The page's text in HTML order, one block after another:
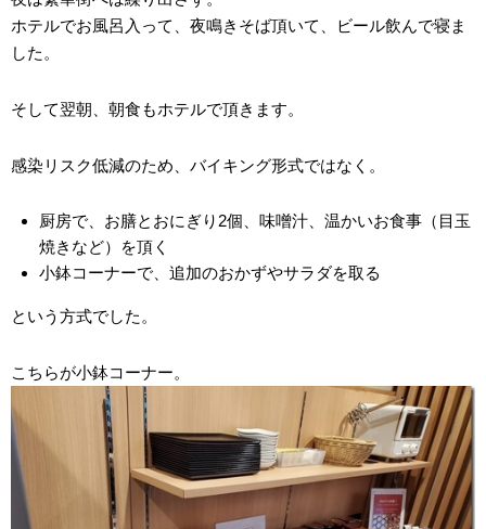
ホテルでお風呂入って、夜鳴きそば頂いて、ビール飲んで寝ま
した。
そして翌朝、朝食もホテルで頂きます。
感染リスク低減のため、バイキング形式ではなく。
厨房で、お膳とおにぎり2個、味噌汁、温かいお食事（目玉
焼きなど）を頂く
小鉢コーナーで、追加のおかずやサラダを取る
という方式でした。
こちらが小鉢コーナー。